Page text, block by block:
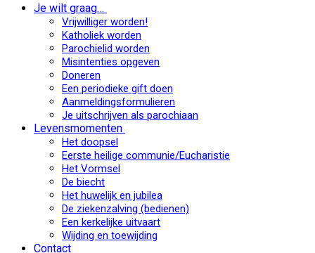
Je wilt graag…
Vrijwilliger worden!
Katholiek worden
Parochielid worden
Misintenties opgeven
Doneren
Een periodieke gift doen
Aanmeldingsformulieren
Je uitschrijven als parochiaan
Levensmomenten
Het doopsel
Eerste heilige communie/Eucharistie
Het Vormsel
De biecht
Het huwelijk en jubilea
De ziekenzalving (bedienen)
Een kerkelijke uitvaart
Wijding en toewijding
Contact